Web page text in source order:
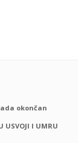
okončan
I UMRU